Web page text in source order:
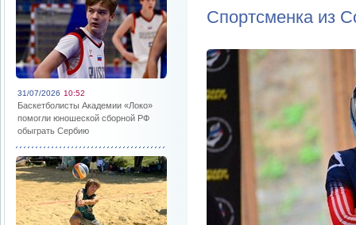
31/07/2026 10:52
Баскетболисты Академии «Локо»
помогли юношеской сборной РФ
обыграть Сербию
Спортсменка из